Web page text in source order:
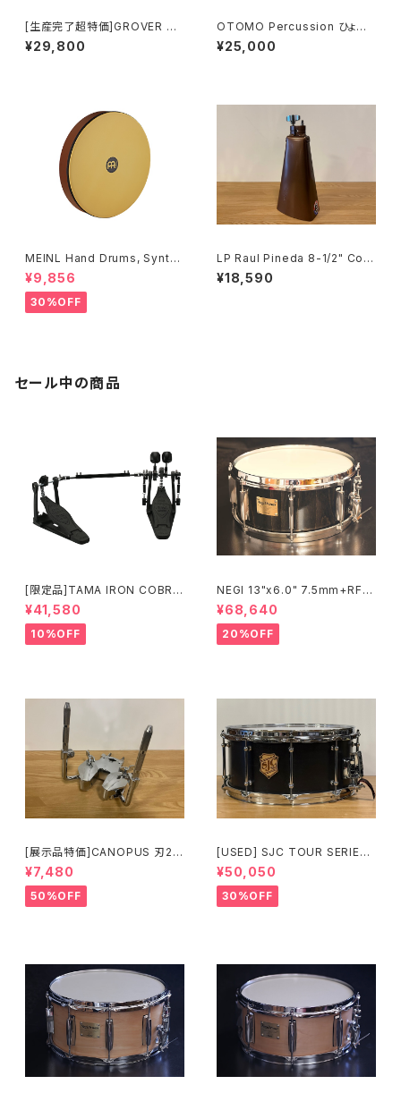
[生産完了超特価]GROVER PR
O PERCUSSION オーケストラ
タンバリン / カスタムドライ・加
¥29,800
OTOMO Percussion ひょう
たん製シェケレ ピアノ Sheker
e
¥25,000
MEINL Hand Drums, Synth
etic head 16インチ HD16AB
-TF
¥9,856
30%OFF
LP Raul Pineda 8-1/2" Cow
bell LP576-RP
¥18,590
セール中の商品
[限定品]TAMA IRON COBRA
600 Pedal DARK SHADOW
Edition Twin Pedal HP600
DTWMB
¥41,580
10%OFF
NEGI 13"x6.0" 7.5mm+RF
ビーチスネア S-B75R1360D8
-S2BK
¥68,640
20%OFF
[展示品特価]CANOPUS 刃2専
用ダブルタムクランプ Y-WTC
¥7,480
50%OFF
[USED] SJC TOUR SERIES
SNARE 14 × 6.5 マットブラッ
ク
¥50,050
30%OFF